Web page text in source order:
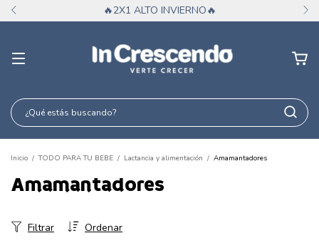
🔥2X1 ALTO INVIERNO🔥
Inicio / TODO PARA TU BEBE / Lactancia y alimentación / Amamantadores
Amamantadores
Ordenar
Filtrar